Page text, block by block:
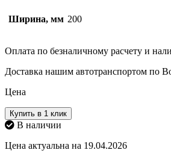
Ширина, мм 200
Оплата по безналичному расчету и
Доставка нашим автотранспортом по
Цена
Купить в 1 клик
В наличии
Цена актуальна на 19.04.2026